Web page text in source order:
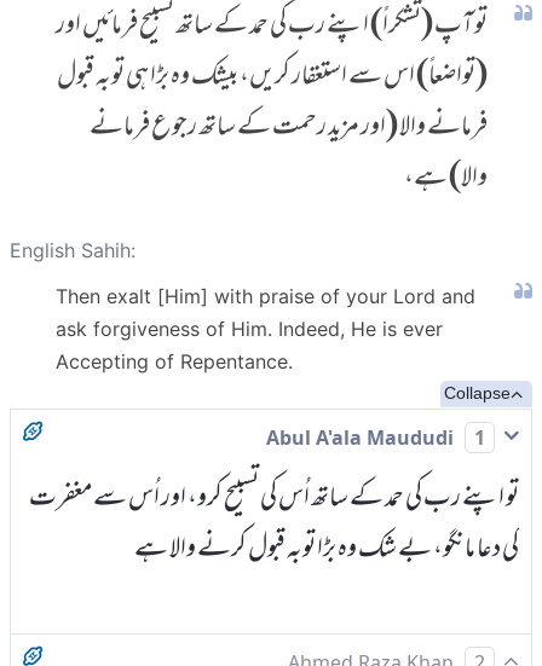
تو آپ (تشکراً) اپنے رب کی حمد کے ساتھ تسبیح فرمائیں اور
(تواضعاً) اس سے استغفار کریں، بیشک وہ بڑا ہی توبہ قبول
فرمانے والا (اور مزید رحمت کے ساتھ رجوع فرمانے
والا) ہے،
English Sahih:
Then exalt [Him] with praise of your Lord and
ask forgiveness of Him. Indeed, He is ever
Accepting of Repentance.
Collapse
1
تو اپنے رب کی حمد کے ساتھ اُس کی تسبیح کرو، اور اُس سے مغفرت
کی دعا مانگو، بے شک وہ بڑا توبہ قبول کرنے والا ہے